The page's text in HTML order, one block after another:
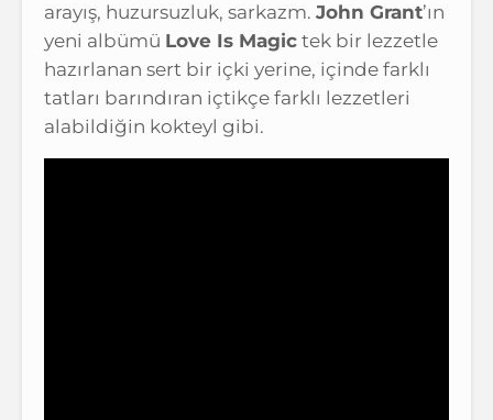
arayış, huzursuzluk, sarkazm. John Grant’ın
yeni albümü Love Is Magic tek bir lezzetle
hazırlanan sert bir içki yerine, içinde farklı
tatları barındıran içtikçe farklı lezzetleri
alabildiğin kokteyl gibi.